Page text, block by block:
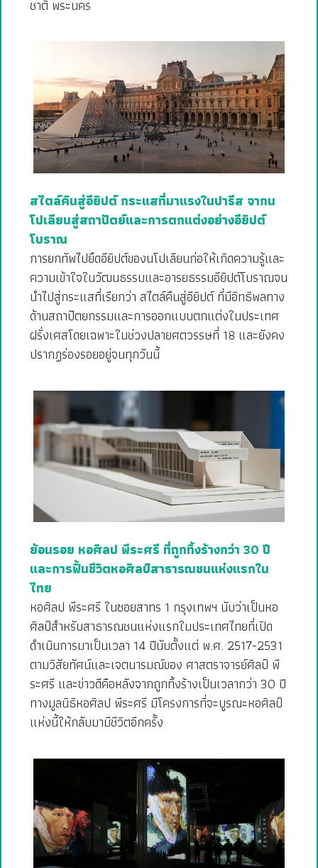
ชาติ พระนคร
สไตล์คืนสู่อียิปต์ กระแสที่มาแรงในปารีส จากน
โปเลียนสู่สถาปัตย์และการตกแต่งอย่างอียิปต์
โบราณ
การยกทัพไปยึดอียิปต์ของนโปเลียนก่อให้เกิดความรู้และ
ความเข้าใจในวัฒนธรรมและอารยธรรมอียิปต์โบราณจน
นำไปสู่กระแสที่เรียกว่า สไตล์คืนสู่อียิปต์ ที่มีอิทธิพลทาง
ด้านสถาปัตยกรรมและการออกแบบตกแต่งในประเทศ
ฝรั่งเศสโดยเฉพาะในช่วงปลายศตวรรษที่ 18 และยังคง
ปรากฏร่องรอยอยู่จนทุกวันนี้
ย้อนรอย หอศิลป พีระศรี ที่ถูกทิ้งร้างกว่า 30 ปี
และการฟื้นชีวิตหอศิลป์สาธารณชนแห่งแรกใน
ไทย
หอศิลป พีระศรี ในซอยสาทร 1 กรุงเทพฯ นับว่าเป็นหอ
ศิลป์สำหรับสาธารณชนแห่งแรกในประเทศไทยที่เปิด
ดำเนินการมาเป็นเวลา 14 ปีนับตั้งแต่ พ.ศ. 2517-2531
ตามวิสัยทัศน์และเจตนารมณ์ของ ศาสตราจารย์ศิลป์ พี
ระศรี และข่าวดีคือหลังจากถูกทิ้งร้างเป็นเวลากว่า 30 ปี
ทางมูลนิธิหอศิลป พีระศรี มีโครงการที่จะบูรณะหอศิลป์
แห่งนี้ให้กลับมามีชีวิตอีกครั้ง